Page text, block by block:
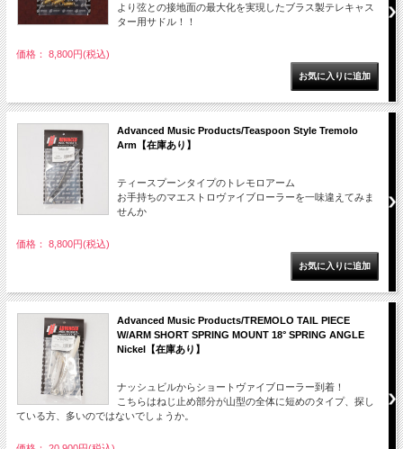
より弦との接地面の最大化を実現したブラス製テレキャス
ター用サドル！！
価格： 8,800円(税込)
Advanced Music Products/Teaspoon Style Tremolo
Arm【在庫あり】
ティースプーンタイプのトレモロアーム
お手持ちのマエストロヴァイブローラーを一味違えてみま
せんか
価格： 8,800円(税込)
Advanced Music Products/TREMOLO TAIL PIECE
W/ARM SHORT SPRING MOUNT 18° SPRING ANGLE
Nickel【在庫あり】
ナッシュビルからショートヴァイブローラー到着！
こちらはねじ止め部分が山型の全体に短めのタイプ、探し
ている方、多いのではないでしょうか。